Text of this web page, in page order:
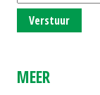
Verstuur
MEER